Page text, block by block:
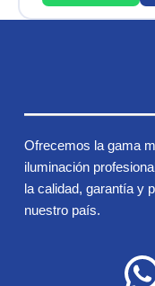
Ofrecemos la gama
iluminación
la calidad, garantía y
nuestro país.